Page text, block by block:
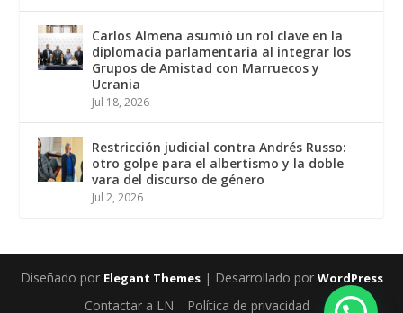
Carlos Almena asumió un rol clave en la
diplomacia parlamentaria al integrar los
Grupos de Amistad con Marruecos y
Ucrania
Jul 18, 2026
Restricción judicial contra Andrés Russo:
otro golpe para el albertismo y la doble
vara del discurso de género
Jul 2, 2026
Diseñado por Elegant Themes| Desarrollado por WordPress
Contactar a LN Política de privacidad